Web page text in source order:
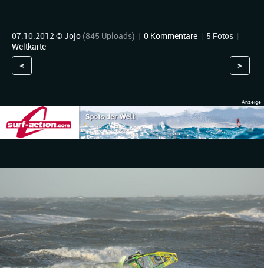
07.10.2012 ©Jojo (845 Uploads) | 0 Kommentare | 5 Fotos |
Weltkarte
< >